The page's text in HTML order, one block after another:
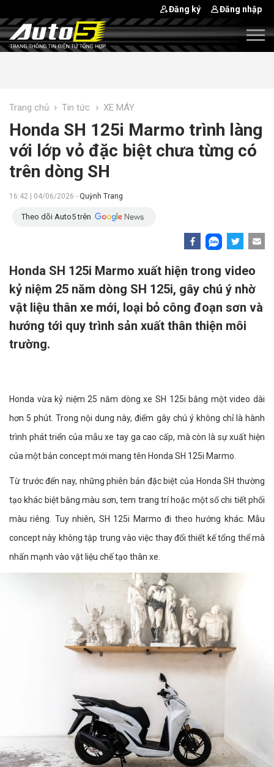
Đăng ký Đăng nhập
Trang chủ › Tin tức › XE MÁY
Honda SH 125i Marmo trình làng
với lớp vỏ đặc biệt chưa từng có
trên dòng SH
16:42 | 04/06/2026 - Quỳnh Trang
Theo dõi Auto5 trên
Honda SH 125i Marmo xuất hiện trong video
kỷ niệm 25 năm dòng SH 125i, gây chú ý nhờ
vật liệu thân xe mới, loại bỏ công đoạn sơn và
hướng tới quy trình sản xuất thân thiện môi
trường.
Honda vừa kỷ niệm 25 năm dòng xe SH 125i bằng một video dài
hơn 5 phút. Trong nội dung này, điểm gây chú ý không chỉ là hành
trình phát triển của mẫu xe tay ga cao cấp, mà còn là sự xuất hiện
của một bản concept mới mang tên Honda SH 125i Marmo.
Từ trước đến nay, những phiên bản đặc biệt của Honda SH thường
tạo khác biệt bằng màu sơn, tem trang trí hoặc một số chi tiết phối
màu riêng. Tuy nhiên, SH 125i Marmo đi theo hướng khác. Mẫu
concept này không tập trung vào việc thay đổi thiết kế tổng thể mà
nhấn mạnh vào vật liệu chế tạo thân xe.